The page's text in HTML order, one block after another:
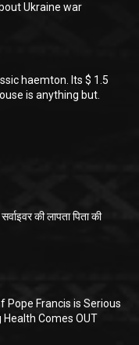
Ukraine war
haemton. Its $ 1.5
is anything but.
की लापता पिता की
Pope Francis is Serious
Comes OUT